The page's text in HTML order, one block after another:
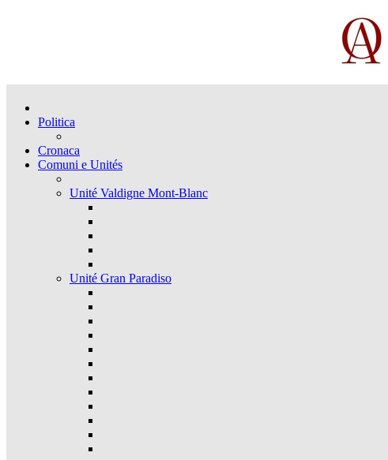
Politica
Cronaca
Comuni e Unités
Unité Valdigne Mont-Blanc
Unité Gran Paradiso